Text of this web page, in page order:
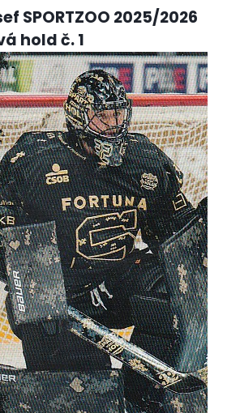
SPORTZOO 2025/2026
hold č. 1